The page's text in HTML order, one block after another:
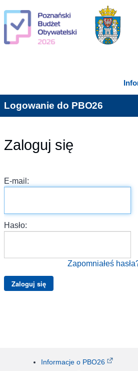
Logowanie do PBO26
Zaloguj się
E-mail:
Hasło:
Zapomniałeś
Informacje o PBO26